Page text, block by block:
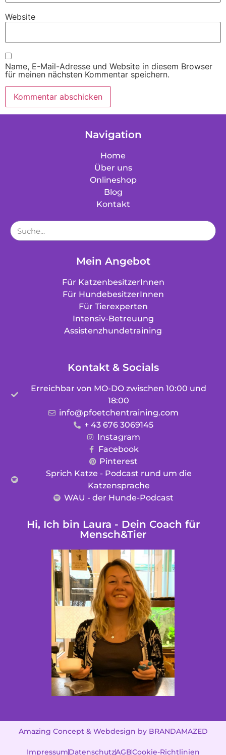
Website
Name, E-Mail-Adresse und Website in diesem Browser
für meinen nächsten Kommentar speichern.
Navigation
Home
Über uns
Onlineshop
Blog
Kontakt
Mein Angebot
Für KatzenbesitzerInnen
Für HundebesitzerInnen
Für Tierexperten
Intensiv-Betreuung
Assistenzhundetraining
Kontakt & Socials
Erreichbar von MO-DO zwischen 10:00 und
18:00
info@pfoetchentraining.com
+ 43 676 3069145
Instagram
Facebook
Pinterest
Sprich Katze - Podcast rund um die
Katzensprache
WAU - der Hunde-Podcast
Hi, Ich bin Laura - Dein Coach für
Mensch&Tier
Amazing Concept & Webdesign by BRANDAMAZED
ImpressumDatenschutzAGBCookie-Richtlinien